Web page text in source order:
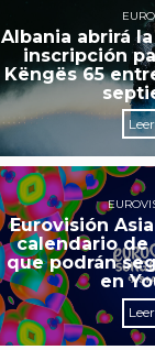
Albania abrirá
inscripción
Këngës 65
Eurovisión
calendario de
que podrán
en